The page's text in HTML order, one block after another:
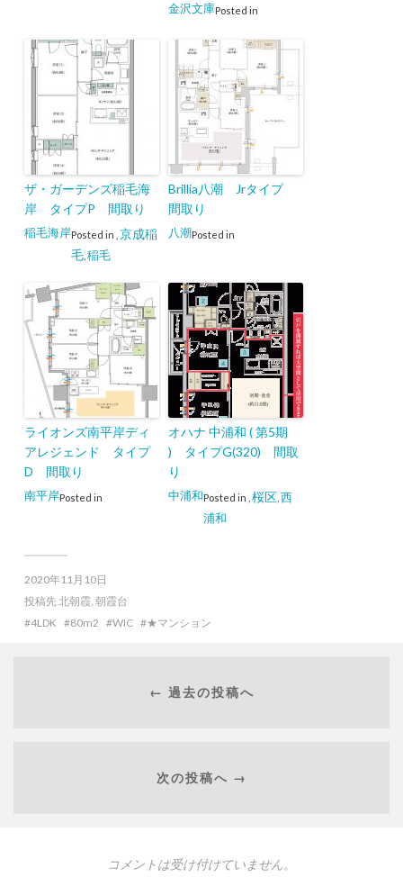
Posted in
金沢文庫
ザ・ガーデンズ稲毛海
岸 タイプP 間取り
Posted in
稲毛海岸
京成稲
毛, 稲毛
Brillia八潮 Jrタイプ
間取り
Posted in
八潮
ライオンズ南平岸ディ
アレジェンド タイプ
D 間取り
Posted in
南平岸
オハナ 中浦和 ( 第5期
) タイプG(320) 間取
り
Posted in
中浦和 桜区 西
浦和
2020年11月10日
投稿先北朝霞, 朝霞台
4LDK
80m2 WIC ★マンション
← 過去の投稿へ
次の投稿へ →
コメントは受け付けていません。